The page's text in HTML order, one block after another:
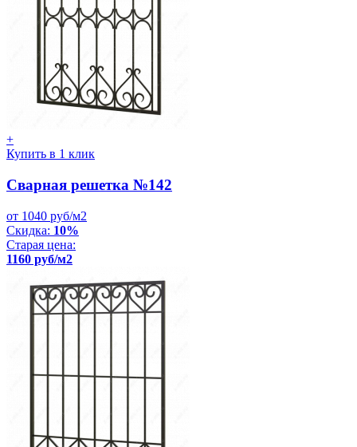
+
Купить в 1 клик
Сварная решетка №142
от 1040 руб/м2
Скидка: 10%
Старая цена:
1160 руб/м2